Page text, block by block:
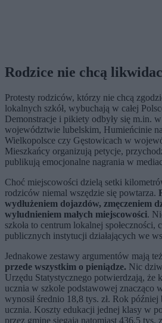
Rodzice nie chcą
Protesty rodziców, którzy nie chcą
lokalnych szkół, wybuchają w całej
Demonstracje i pikiety odbyły się m.in.
województwie lubelskim, Humieńcinie
Wielkopolsce czy Gęstowicach w
Mieszkańcy organizują petycje,
publikują emocjonalne nagrania w
Choć miejscowości dzielą setki
rodziców niemal wszędzie się powtarza.
wydłużeniem dojazdów, zmęczeniem
wyludnieniem małych miejscowości.
szkoła to centrum lokalnej społeczności,
publicznych instytucji działających we
Jednakowe zestawy argumentów mają
przede wszystkim o pieniądze. Nic
Urzędu Statystycznego potwierdzają, że
ucznia w szkole podstawowej znacząco
wynosił średnio 18,8 tys. zł. Rok później
ucznia. Koszty edukacji jednej klasy w
przez gminę sięgają natomiast 436,5 tys.